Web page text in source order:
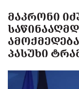
ᲛᲐᲙᲠᲝᲜᲘ
ᲞᲐᲡᲣᲮᲘ